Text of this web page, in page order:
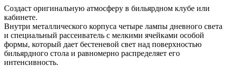
Создаст оригинальную атмосферу в бильярдном клубе или
кабинете.
Внутри металлического корпуса четыре лампы дневного света
и специальный рассеиватель с мелкими ячейками особой
формы, который дает бестеневой свет над поверхностью
бильярдного стола и равномерно распределяет его
интенсивность.